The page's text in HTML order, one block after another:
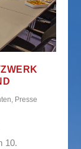
, Presse
10.